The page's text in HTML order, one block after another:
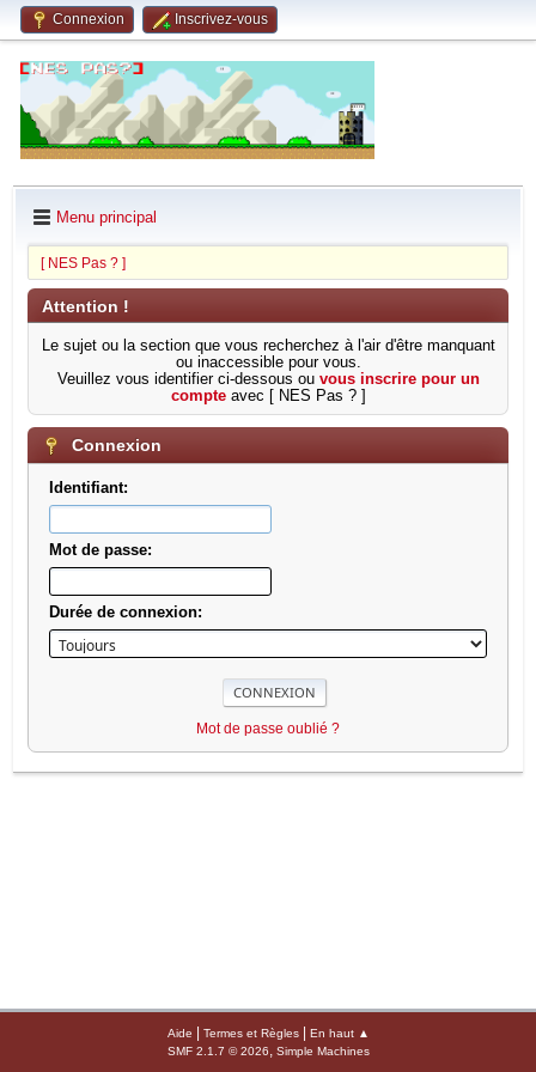
Connexion Inscrivez-vous
Menu principal
[ NES Pas ? ]
Attention !
Le sujet ou la section que vous recherchez à l'air d'être manquant
ou inaccessible pour vous.
Veuillez vous identifier ci-dessous ou vous inscrire pour un
compteavec [ NES Pas ? ]
Connexion
Identifiant:
Mot de passe:
Durée de connexion:
Mot de passe oublié ?
Aide Termes et Règles| En haut ▲
SMF 2.1.7 © 2026
Simple Machines